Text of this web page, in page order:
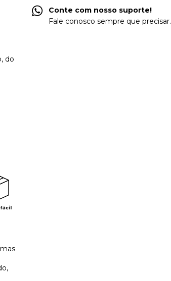
do
Conte com nosso suporte!
Fale conosco sempre que precisar.